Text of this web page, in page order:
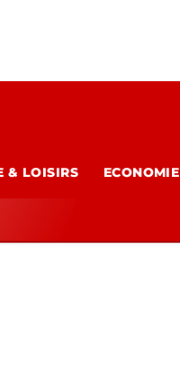
& LOISIRS ECONOMIE